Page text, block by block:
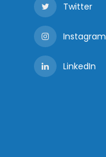
Twitter
Instagram
LinkedIn